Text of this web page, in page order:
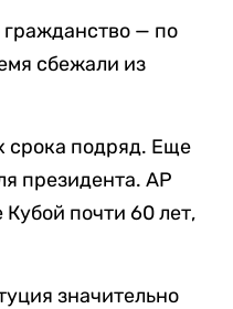
гражданство — по
сбежали из
срока подряд. Еще
президента. AP
почти 60 лет,
значительно